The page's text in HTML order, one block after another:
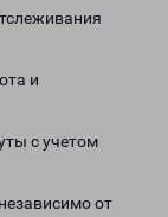
и
с учетом
от